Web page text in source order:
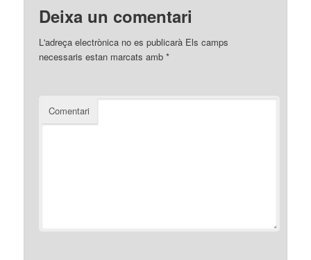
Deixa un comentari
L'adreça electrònica no es publicarà Els camps
necessaris estan marcats amb*
Comentari